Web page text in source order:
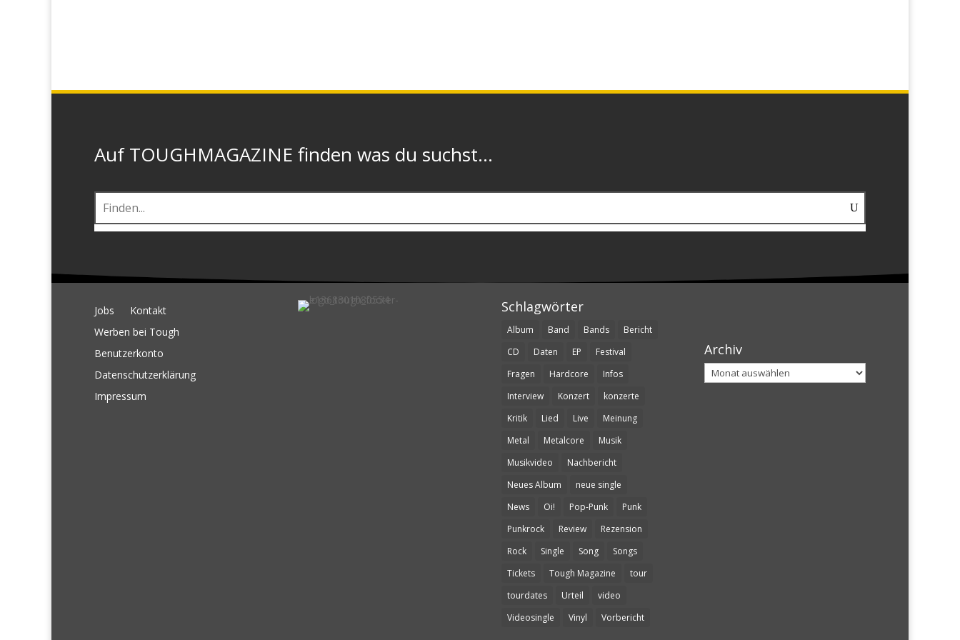
Auf TOUGHMAGAZINE finden was du suchst...
Jobs
Kontakt
Werben bei Tough
Benutzerkonto
Datenschutzerklärung
Impressum
Schlagwörter
Album Band Bands
Bericht
CD
Daten EP
Festival
Fragen
Hardcore
Infos
Interview
Konzert
konzerte
Kritik
Lied Live
Meinung
Metal
Metalcore
Musik
Musikvideo
Nachbericht
Neues Album
neue single
News
Oi! Pop-Punk
Punk
Punkrock
Review
Rezension
Rock
Single Song
Songs
Tickets
Tough Magazine
tour
tourdates
Urteil
video
Videosingle
Vinyl Vorbericht
Archiv
Archiv